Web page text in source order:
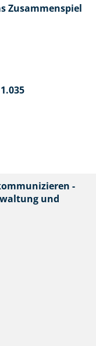
Zusammenspiel
-
und